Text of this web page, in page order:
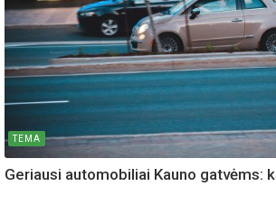
TEMA
Geriausi automobiliai Kauno gatvėms: